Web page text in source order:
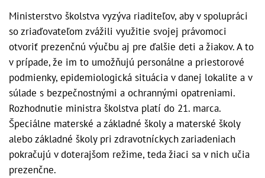
Ministerstvo školstva vyzýva riaditeľov, aby v spolupráci
so zriaďovateľom zvážili využitie svojej právomoci
otvoriť prezenčnú výučbu aj pre ďalšie deti a žiakov. A to
v prípade, že im to umožňujú personálne a priestorové
podmienky, epidemiologická situácia v danej lokalite a v
súlade s bezpečnostnými a ochrannými opatreniami.
Rozhodnutie ministra školstva platí do 21. marca.
Špeciálne materské a základné školy a materské školy
alebo základné školy pri zdravotníckych zariadeniach
pokračujú v doterajšom režime, teda žiaci sa v nich učia
prezenčne.